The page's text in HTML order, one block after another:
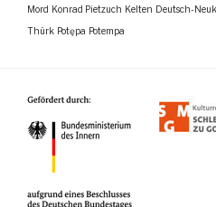
Mord Konrad Pietzuch Kelten Deutsch-
Thürk Potępa Potempa